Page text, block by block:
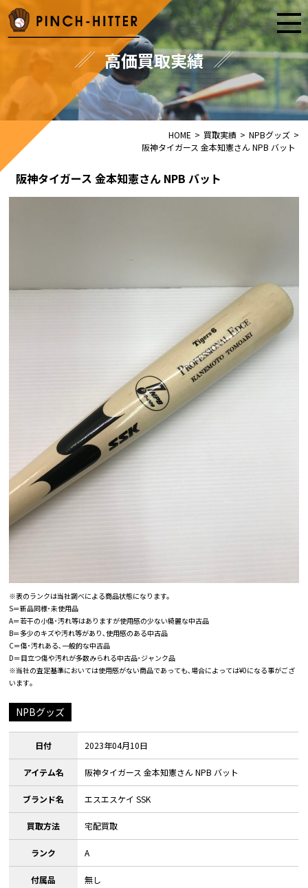
高価買取実績
HOME > 買取実績 > NPBグッズ >
阪神タイガース 金本知憲さん NPB バット
阪神タイガース 金本知憲さん NPB バット
※表のランクは当社調べによる商品状態になります。
S＝新品同様･未使用品
A＝若干の小傷･汚れ等はありますが使用感の少ない綺麗な中古品
B＝多少のキズや汚れ等があり､使用感のある中古品
C＝傷･汚れある､一般的な中古品
D＝目立つ傷や汚れが多数みられる中古品･ジャンク品
※当社の査定基準においては使用感がない商品であっても､場合によっては¥0になる事がござ
います｡
NPBグッズ
日付 2023年04月10日
アイテム名 阪神タイガース 金本知憲さん NPB バット
ブランド名 エスエスケイ SSK
買取方法 宅配買取
ランク A
付属品 無し